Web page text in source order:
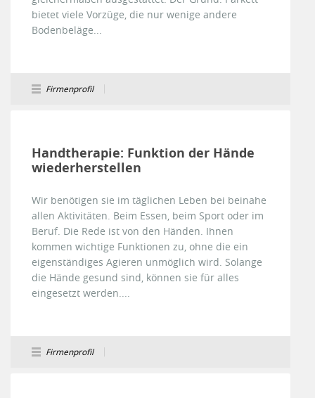
bietet viele Vorzüge, die nur wenige andere
Bodenbeläge...
Firmenprofil
Handtherapie: Funktion der Hände
wiederherstellen
Wir benötigen sie im täglichen Leben bei beinahe
allen Aktivitäten. Beim Essen, beim Sport oder im
Beruf. Die Rede ist von den Händen. Ihnen
kommen wichtige Funktionen zu, ohne die ein
eigenständiges Agieren unmöglich wird. Solange
die Hände gesund sind, können sie für alles
eingesetzt werden....
Firmenprofil